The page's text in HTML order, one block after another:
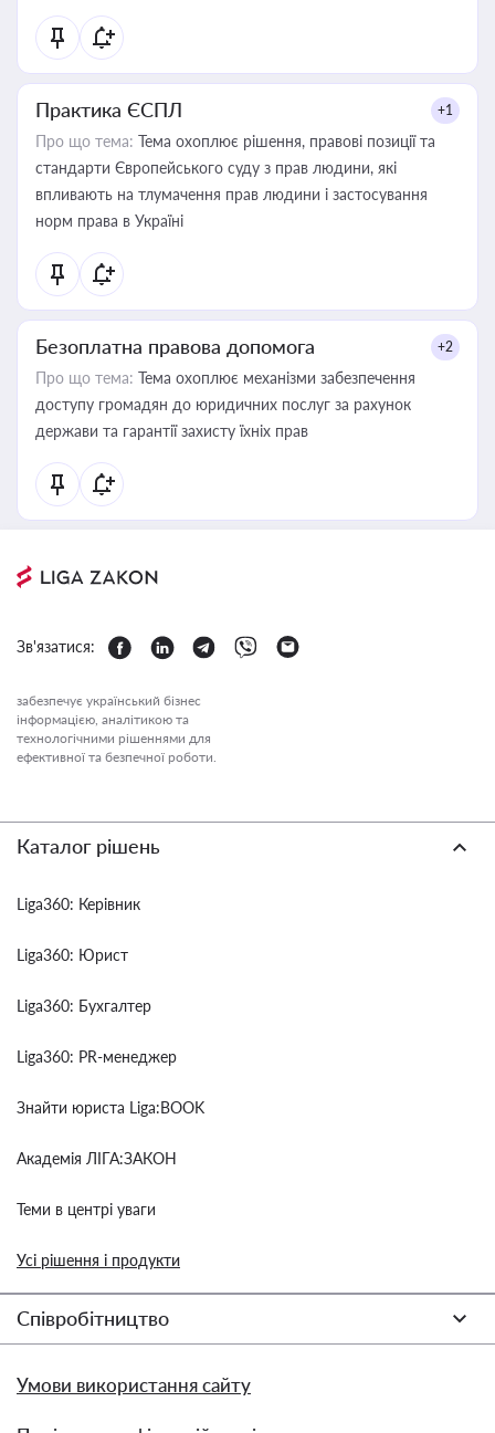
Практика ЄСПЛ +1
Про що тема: Тема охоплює рішення, правові позиції та
стандарти Європейського суду з прав людини, які
впливають на тлумачення прав людини і застосування
норм права в Україні
Безоплатна правова допомога +2
Про що тема: Тема охоплює механізми забезпечення
доступу громадян до юридичних послуг за рахунок
держави та гарантії захисту їхніх прав
Зв'язатися:
забезпечує український бізнес
інформацією, аналітикою та
технологічними рішеннями для
ефективної та безпечної роботи.
Каталог рішень
Liga360: Керівник
Liga360: Юрист
Liga360: Бухгалтер
Liga360: PR-менеджер
Знайти юриста Liga:BOOK
Академія ЛІГА:ЗАКОН
Теми в центрі уваги
Усі рішення і продукти
Співробітництво
Умови використання сайту